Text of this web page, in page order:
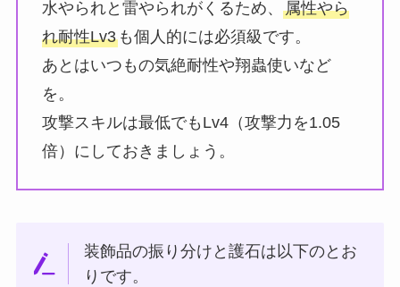
水やられと雷やられがくるため、 属性やら
れ耐性Lv3も個人的には必須級です。
あとはいつもの気絶耐性や翔蟲使いなど
を。
攻撃スキルは最低でもLv4（攻撃力を1.05
倍）にしておきましょう。
装飾品の振り分けと護石は以下のとお
りです。